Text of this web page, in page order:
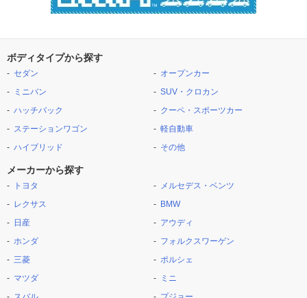
ボディタイプから探す
セダン
ミニバン
ハッチバック
ステーションワゴン
ハイブリッド
オープンカー
SUV・クロカン
クーペ・スポーツカー
軽自動車
その他
メーカーから探す
トヨタ
レクサス
日産
ホンダ
三菱
マツダ
メルセデス・ベンツ
BMW
アウディ
フォルクスワーゲン
ポルシェ
ミニ